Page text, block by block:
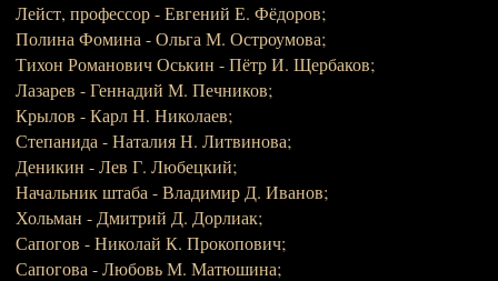
Лейст, профессор - Евгений Е. Фёдоров;
Полина Фомина - Ольга М. Остроумова;
Тихон Романович Оськин - Пётр И. Щербаков;
Лазарев - Геннадий М. Печников;
Крылов - Карл Н. Николаев;
Степанида - Наталия Н. Литвинова;
Деникин - Лев Г. Любецкий;
Начальник штаба - Владимир Д. Иванов;
Хольман - Дмитрий Д. Дорлиак;
Сапогов - Николай К. Прокопович;
Сапогова - Любовь М. Матюшина;